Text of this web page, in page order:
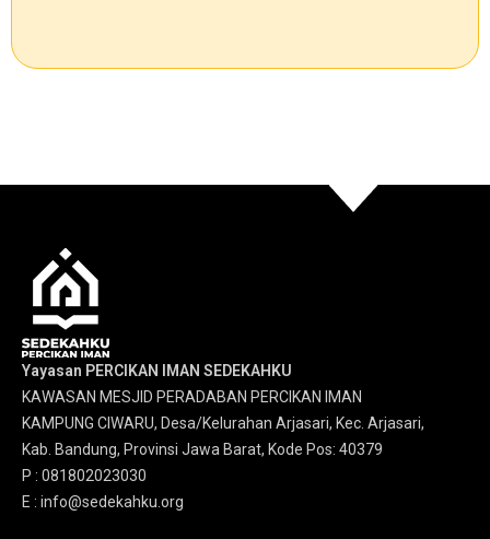
Yayasan PERCIKAN IMAN SEDEKAHKU
KAWASAN MESJID PERADABAN PERCIKAN IMAN
KAMPUNG CIWARU, Desa/Kelurahan Arjasari, Kec. Arjasari,
Kab. Bandung, Provinsi Jawa Barat, Kode Pos: 40379
P : 081802023030
E : info@sedekahku.org